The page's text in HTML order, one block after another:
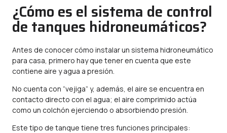
¿Cómo es el sistema de control
de tanques hidroneumáticos?
Antes de conocer cómo instalar un sistema hidroneumático
para casa, primero hay que tener en cuenta que este
contiene aire y agua a presión.
No cuenta con “vejiga” y, además, el aire se encuentra en
contacto directo con el agua; el aire comprimido actúa
como un colchón ejerciendo o absorbiendo presión.
Este tipo de tanque tiene tres funciones principales: